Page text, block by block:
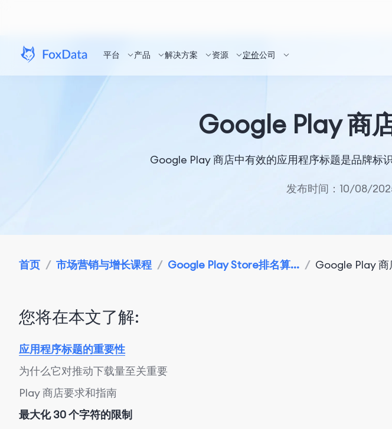
平台 产品 解决方案 资源 定价公司
Google Play 商
Google Play 商店中有效的应用程序标题是品牌标
发布时间：10/08/
首页 / 市场营销与增长课程 / Google Play Store排名算... / Google Play 商
您将在本文了解:
应用程序标题的重要性
为什么它对推动下载量至关重要
Play 商店要求和指南
最大化 30 个字符的限制